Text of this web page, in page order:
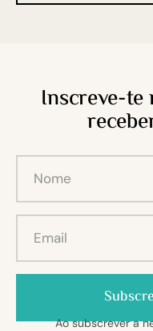
Inscreve-te
Ao subscrever a